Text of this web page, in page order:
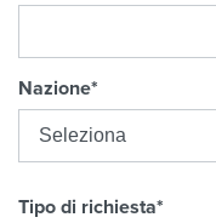
Nazione*
Tipo di richiesta*